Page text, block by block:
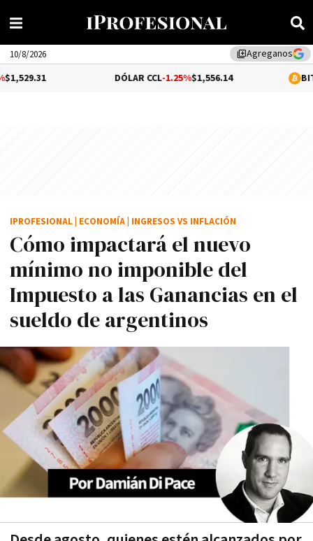
library_addAgreganos
10/8/2026
-1.25%$1,556.14 BITCOIN 0.01%
Cómo impactará el nuevo
mínimo no imponible del
Impuesto a las Ganancias en el
sueldo de argentinos
IPROFESIONAL ECONOMÍA INGRESOS VS INFLACIÓN